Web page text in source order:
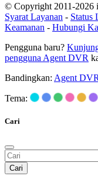
© Copyright 2011-2026
Syarat Layanan - Status
Keamanan - Hubungi
Pengguna baru?
pengguna Agent DVR
Bandingkan: Agent
Tema:
Cari
Cari